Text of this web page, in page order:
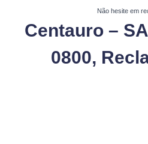
Não hesite em
Centauro –
0800,